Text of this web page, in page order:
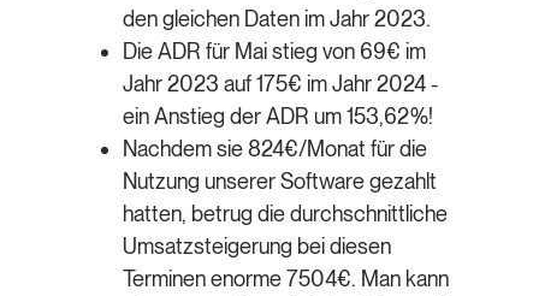
den gleichen Daten im Jahr 2023.
Die ADR für Mai stieg von 69€ im
Jahr 2023 auf 175€ im Jahr 2024 -
ein Anstieg der ADR um 153,62%!
Nachdem sie 824€/Monat für die
Nutzung unserer Software gezahlt
hatten, betrug die durchschnittliche
Umsatzsteigerung bei diesen
Terminen enorme 7504€. Man kann